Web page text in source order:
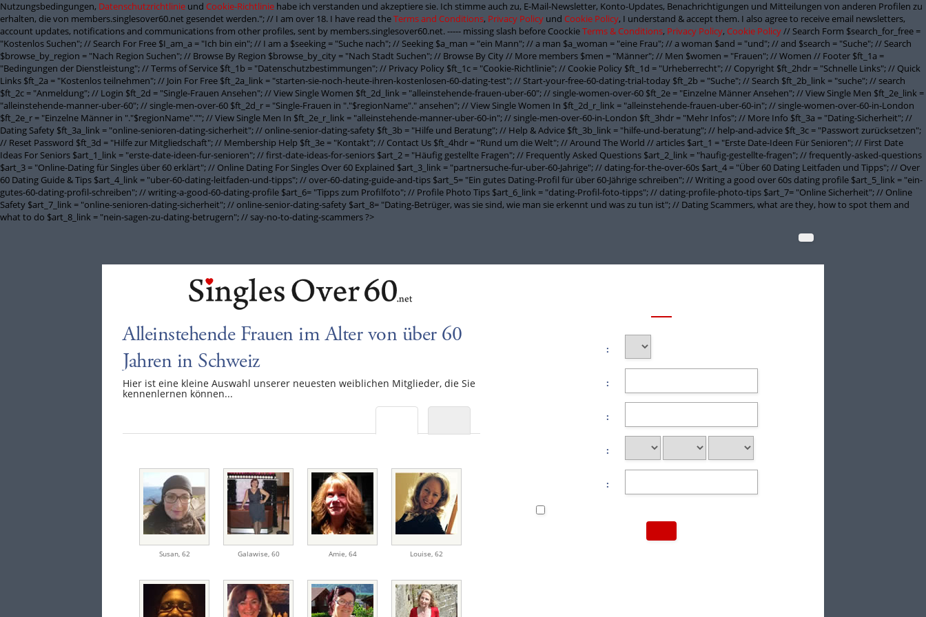
Nutzungsbedingungen, Datenschutzrichtlinie und Cookie-Richtlinie habe ich verstanden und akzeptiere sie. Ich stimme auch zu, E-Mail-Newsletter, Konto-Updates, Benachrichtigungen und Mitteilungen von anderen Profilen zu
erhalten, die von members.singlesover60.net gesendet werden."; // I am over 18. I have read theTerms and Conditions, Privacy Policy und Cookie Policy, I understand & accept them. I also agree to receive email newsletters,
account updates, notifications and communications from other profiles, sent by members.singlesover60.net. ----- missing slash before CoockieTerms & Conditions, Privacy Policy, Cookie Policy// Search Form $search_for_free =
"Kostenlos Suchen"; // Search For Free $I_am_a = "Ich bin ein"; // I am a $seeking = "Suche nach"; // Seeking $a_man = "ein Mann"; // a man $a_woman = "eine Frau"; // a woman $and = "und"; // and $search = "Suche"; // Search
$browse_by_region = "Nach Region Suchen"; // Browse By Region $browse_by_city = "Nach Stadt Suchen"; // Browse By City // More members $men = "Männer"; // Men $women = "Frauen"; // Women // Footer $ft_1a =
"Bedingungen der Dienstleistung"; // Terms of Service $ft_1b = "Datenschutzbestimmungen"; // Privacy Policy $ft_1c = "Cookie-Richtlinie"; // Cookie Policy $ft_1d = "Urheberrecht"; // Copyright $ft_2hdr = "Schnelle Links"; // Quick
Links $ft_2a = "Kostenlos teilnehmen"; // Join For Free $ft_2a_link = "starten-sie-noch-heute-ihren-kostenlosen-60-dating-test"; // Start-your-free-60-dating-trial-today $ft_2b = "Suche"; // Search $ft_2b_link = "suche"; // search
$ft_2c = "Anmeldung"; // Login $ft_2d = "Single-Frauen Ansehen"; // View Single Women $ft_2d_link = "alleinstehende-frauen-uber-60"; // single-women-over-60 $ft_2e = "Einzelne Männer Ansehen"; // View Single Men $ft_2e_link =
"alleinstehende-manner-uber-60"; // single-men-over-60 $ft_2d_r = "Single-Frauen in "."$regionName"." ansehen"; // View Single Women In $ft_2d_r_link = "alleinstehende-frauen-uber-60-in"; // single-women-over-60-in-London
$ft_2e_r = "Einzelne Männer in "."$regionName".""; // View Single Men In $ft_2e_r_link = "alleinstehende-manner-uber-60-in"; // single-men-over-60-in-London $ft_3hdr = "Mehr Infos"; // More Info $ft_3a = "Dating-Sicherheit"; //
Dating Safety $ft_3a_link = "online-senioren-dating-sicherheit"; // online-senior-dating-safety $ft_3b = "Hilfe und Beratung"; // Help & Advice $ft_3b_link = "hilfe-und-beratung"; // help-and-advice $ft_3c = "Passwort zurücksetzen";
// Reset Password $ft_3d = "Hilfe zur Mitgliedschaft"; // Membership Help $ft_3e = "Kontakt"; // Contact Us $ft_4hdr = "Rund um die Welt"; // Around The World // articles $art_1 = "Erste Date-Ideen Für Senioren"; // First Date
Ideas For Seniors $art_1_link = "erste-date-ideen-fur-senioren"; // first-date-ideas-for-seniors $art_2 = "Häufig gestellte Fragen"; // Frequently Asked Questions $art_2_link = "haufig-gestellte-fragen"; // frequently-asked-questions
$art_3 = "Online-Dating für Singles über 60 erklärt"; // Online Dating For Singles Over 60 Explained $art_3_link = "partnersuche-fur-uber-60-Jahrige"; // dating-for-the-over-60s $art_4 = "Über 60 Dating Leitfaden und Tipps"; // Over
60 Dating Guide & Tips $art_4_link = "uber-60-dating-leitfaden-und-tipps"; // over-60-dating-guide-and-tips $art_5= "Ein gutes Dating-Profil für über 60-Jährige schreiben"; // Writing a good over 60s dating profile $art_5_link = "ein-
gutes-60-dating-profil-schreiben"; // writing-a-good-60-dating-profile $art_6= "Tipps zum Profilfoto"; // Profile Photo Tips $art_6_link = "dating-Profil-foto-tipps"; // dating-profile-photo-tips $art_7= "Online Sicherheit"; // Online
Safety $art_7_link = "online-senioren-dating-sicherheit"; // online-senior-dating-safety $art_8= "Dating-Betrüger, was sie sind, wie man sie erkennt und was zu tun ist"; // Dating Scammers, what are they, how to spot them and
what to do $art_8_link = "nein-sagen-zu-dating-betrugern"; // say-no-to-dating-scammers ?>
Alleinstehende Frauen im Alter von über 60
Jahren in Schweiz
Hier ist eine kleine Auswahl unserer neuesten weiblichen Mitglieder, die Sie
kennenlernen können...
Susan, 62 Galawise 60 Amie 64 Louise ,62
:
:
:
:
: